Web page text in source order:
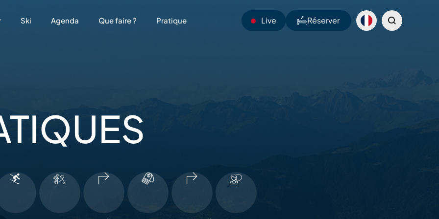
Ski Agenda Que faire ? Pratique Live Réserver